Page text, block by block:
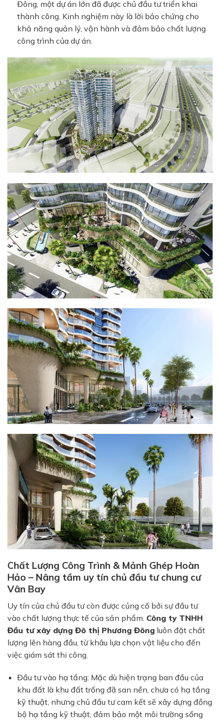
Đông, một dự án lớn đã được chủ đầu tư triển khai
thành công. Kinh nghiệm này là lời bảo chứng cho
khả năng quản lý, vận hành và đảm bảo chất lượng
công trình của dự án.
Chất Lượng Công Trình & Mảnh Ghép Hoàn
Hảo – Nâng tầm uy tín chủ đầu tư chung cư
Vân Bay
Uy tín của chủ đầu tư còn được củng cố bởi sự đầu tư
vào chất lượng thực tế của sản phẩm. Công ty TNHH
Đầu tư xây dựng Đô thị Phương Đông luôn đặt chất
lượng lên hàng đầu, từ khâu lựa chọn vật liệu cho đến
việc giám sát thi công.
Đầu tư vào hạ tầng: Mặc dù hiện trạng ban đầu của
khu đất là khu đất trống đã san nền, chưa có hạ tầng
kỹ thuật, nhưng chủ đầu tư cam kết sẽ xây dựng đồng
bộ hạ tầng kỹ thuật, đảm bảo một môi trường sống